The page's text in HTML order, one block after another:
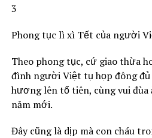
3
Phong tục lì xì Tết của người
Theo phong tục, cứ giao thừa
đình người Việt tụ họp đông
hương lên tổ tiên, cùng vui đùa
năm mới.
Đây cũng là dịp mà con cháu